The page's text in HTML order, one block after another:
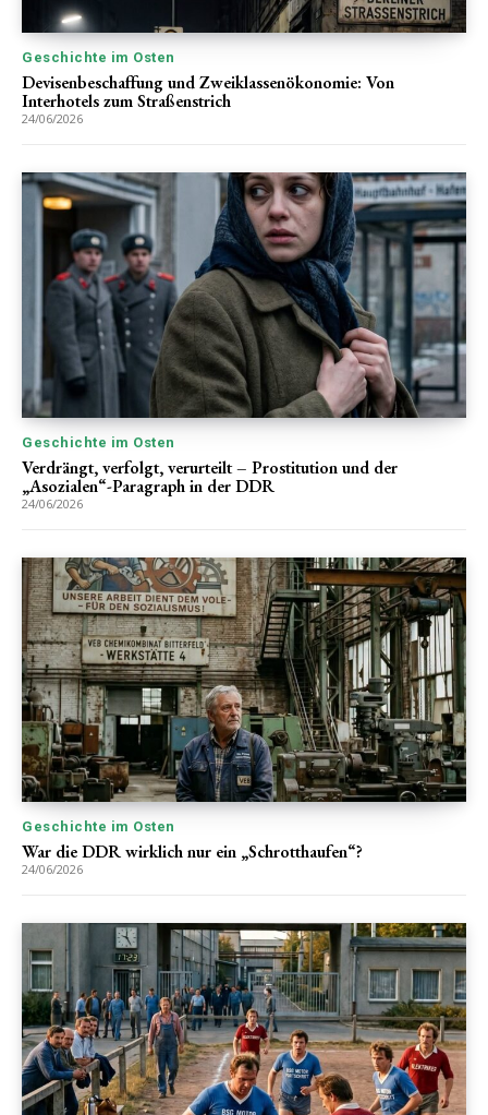
Geschichte im Osten
Devisenbeschaffung und Zweiklassenökonomie: Von
Interhotels zum Straßenstrich
24/06/2026
Geschichte im Osten
Verdrängt, verfolgt, verurteilt – Prostitution und der
„Asozialen“-Paragraph in der DDR
24/06/2026
Geschichte im Osten
War die DDR wirklich nur ein „Schrotthaufen“?
24/06/2026